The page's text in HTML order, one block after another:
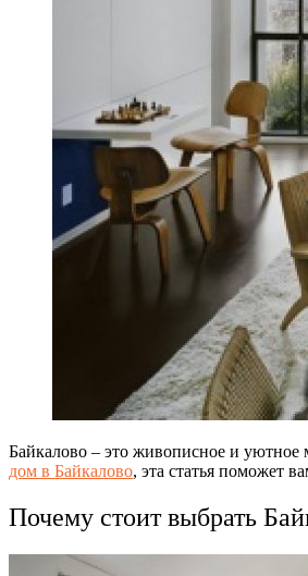
Байкалово – это живописное и уютное
дом в Байкалово, эта статья поможет
Почему стоит выбрать